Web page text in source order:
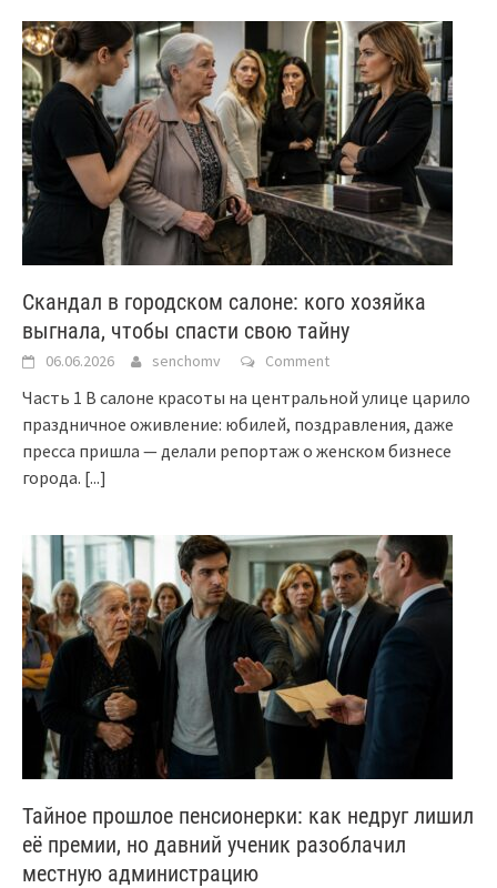
Скандал в городском салоне: кого хозяйка
выгнала, чтобы спасти свою тайну
06.06.2026 senchomv Comment
Часть 1 В салоне красоты на центральной улице царило
праздничное оживление: юбилей, поздравления, даже
пресса пришла — делали репортаж о женском бизнесе
города. [...]
Тайное прошлое пенсионерки: как недруг лишил
её премии, но давний ученик разоблачил
местную администрацию